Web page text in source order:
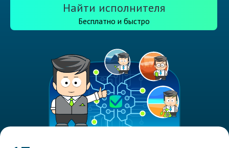
Найти исполнителя
Бесплатно и быстро